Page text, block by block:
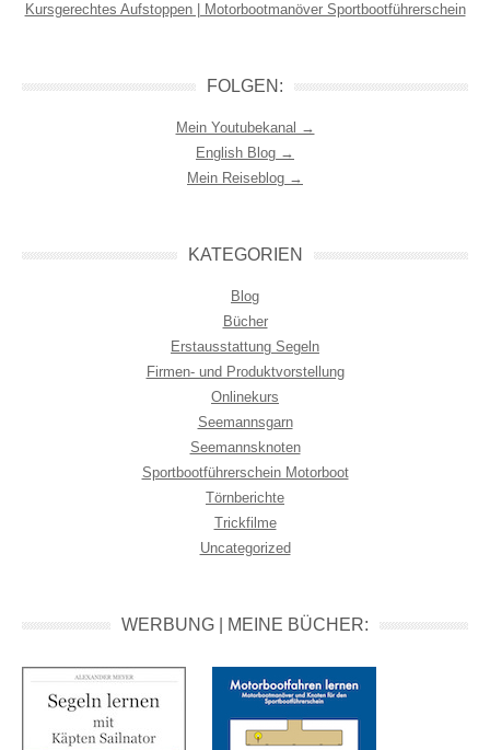
Kursgerechtes Aufstoppen | Motorbootmanöver Sportbootführerschein
FOLGEN:
Mein Youtubekanal →
English Blog →
Mein Reiseblog →
KATEGORIEN
Blog
Bücher
Erstausstattung Segeln
Firmen- und Produktvorstellung
Onlinekurs
Seemannsgarn
Seemannsknoten
Sportbootführerschein Motorboot
Törnberichte
Trickfilme
Uncategorized
WERBUNG | MEINE BÜCHER: